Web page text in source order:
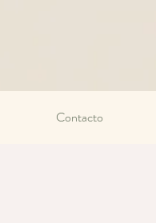
Contacto